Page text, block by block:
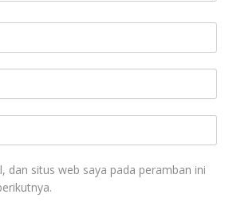
dan situs web saya pada peramban ini